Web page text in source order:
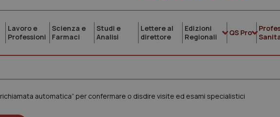
Lavoro e
Professioni
Scienza e
Farmaci
Studi e
Analisi
Lettere al
direttore
Edizioni
Regionali
QS Pro
automatica” per confermare o disdire visite ed esami specialistici